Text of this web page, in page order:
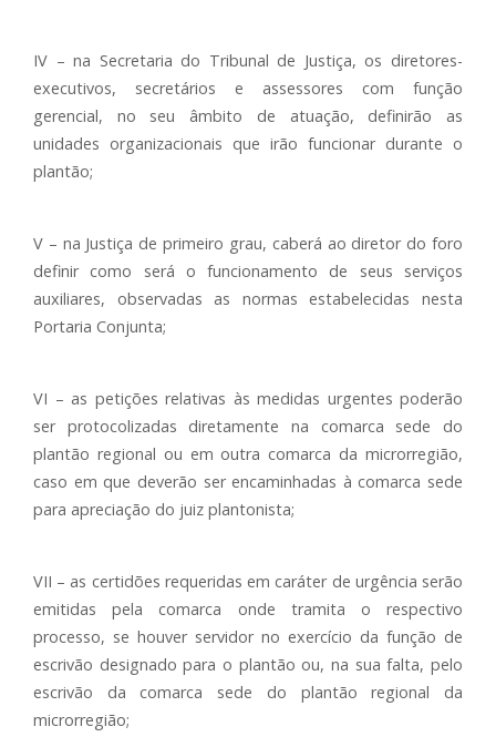
IV – na Secretaria do Tribunal de Justiça, os diretores-
executivos, secretários e assessores com função
gerencial, no seu âmbito de atuação, definirão as
unidades organizacionais que irão funcionar durante o
plantão;
V – na Justiça de primeiro grau, caberá ao diretor do foro
definir como será o funcionamento de seus serviços
auxiliares, observadas as normas estabelecidas nesta
Portaria Conjunta;
VI – as petições relativas às medidas urgentes poderão
ser protocolizadas diretamente na comarca sede do
plantão regional ou em outra comarca da microrregião,
caso em que deverão ser encaminhadas à comarca sede
para apreciação do juiz plantonista;
VII – as certidões requeridas em caráter de urgência serão
emitidas pela comarca onde tramita o respectivo
processo, se houver servidor no exercício da função de
escrivão designado para o plantão ou, na sua falta, pelo
escrivão da comarca sede do plantão regional da
microrregião;